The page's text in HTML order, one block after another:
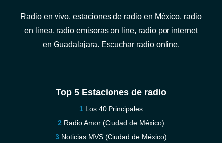
Radio en vivo, estaciones de radio en México, radio
en linea, radio emisoras on line, radio por internet
en Guadalajara. Escuchar radio online.
Top 5 Estaciones de radio
Los 40 Principales
Radio Amor (Ciudad de México)
Noticias MVS (Ciudad de México)